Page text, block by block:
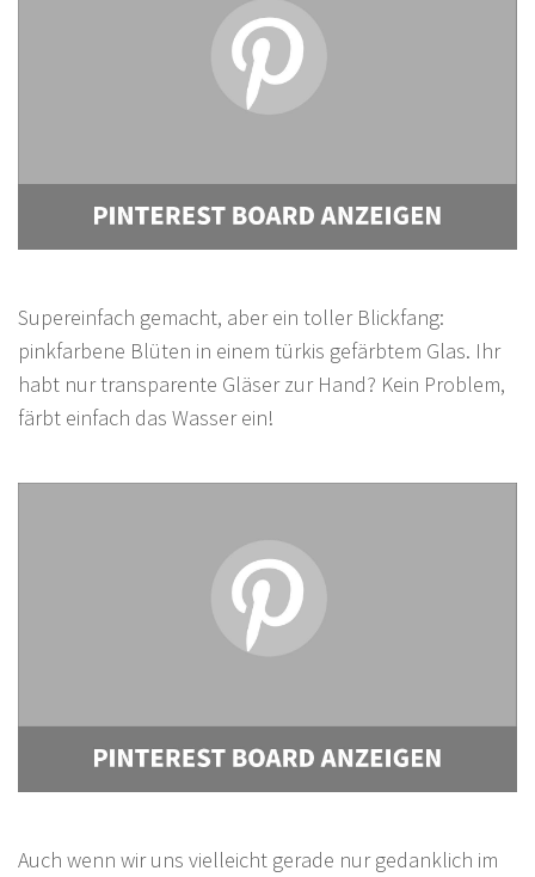
Supereinfach gemacht, aber ein toller Blickfang:
pinkfarbene Blüten in einem türkis gefärbtem Glas. Ihr
habt nur transparente Gläser zur Hand? Kein Problem,
färbt einfach das Wasser ein!
Auch wenn wir uns vielleicht gerade nur gedanklich im